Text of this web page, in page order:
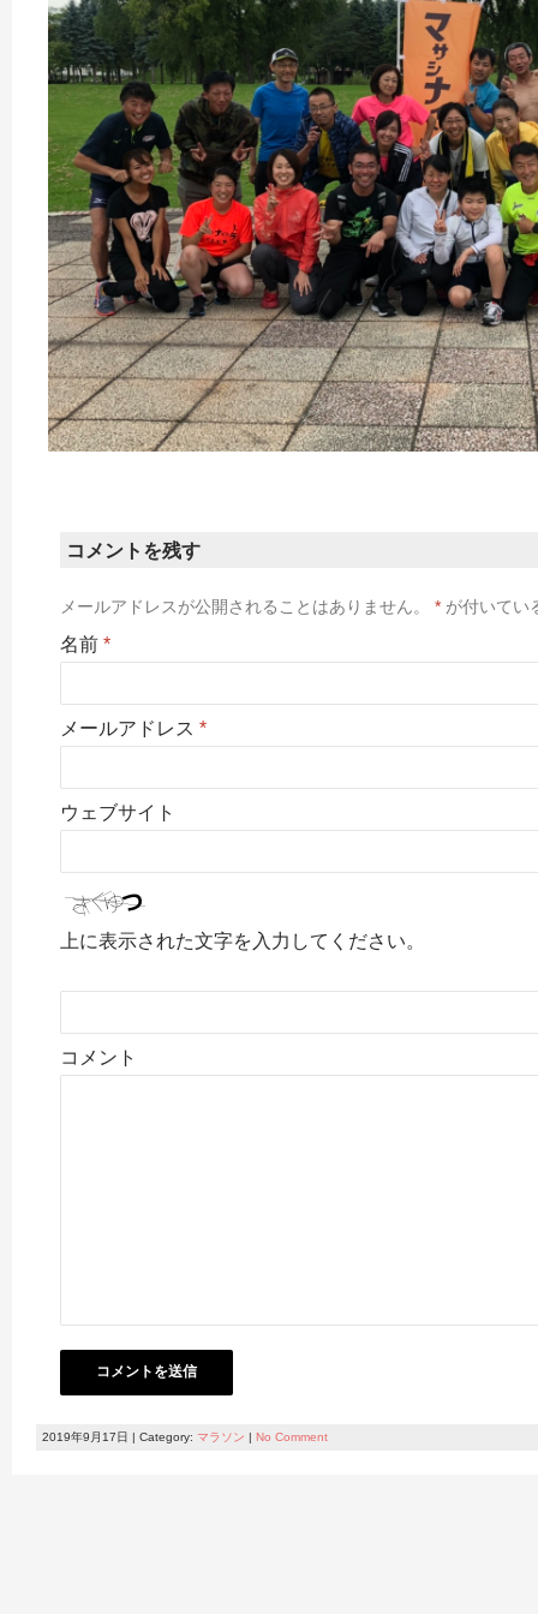
コメントを残す
メールアドレスが公開されることはありません。 * が付いてい
名前 *
メールアドレス *
ウェブサイト
上に表示された文字を入力してください。
コメント
2019年9月17日 | Category: マラソン | No Comment